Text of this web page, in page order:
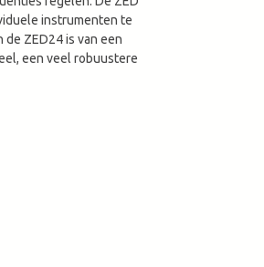
instrumenten te
de ZED24 is van een
een veel robuustere